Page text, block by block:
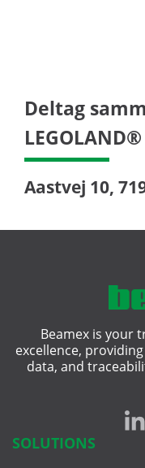
Deltag
Aastvej 10,
Beamex is your
excellence,
data, and
SOLUTIONS